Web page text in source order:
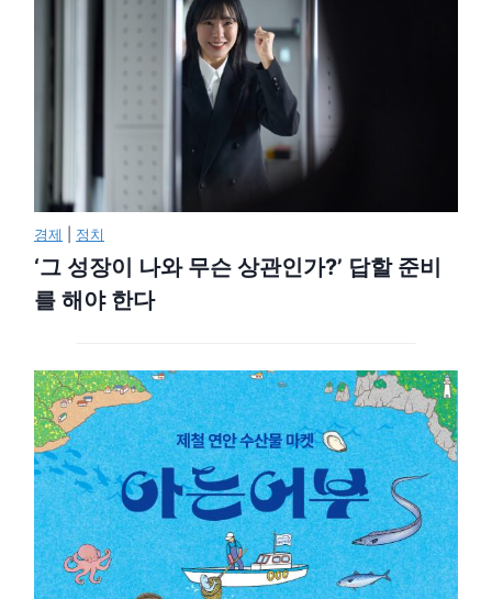
경제 정치
‘그 성장이 나와 무슨 상관인가?’ 답할 준비
를 해야 한다